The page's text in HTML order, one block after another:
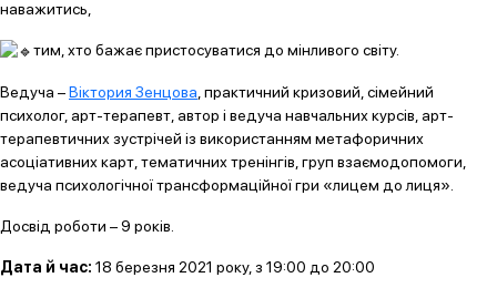
наважитись,
тим, хто бажає пристосуватися до мінливого світу.
Ведуча –Віктория Зенцова , практичний кризовий, сімейний
психолог, арт-терапевт, автор і ведуча навчальних курсів, арт-
терапевтичних зустрічей із використанням метафоричних
асоціативних карт, тематичних тренінгів, груп взаємодопомоги,
ведуча психологічної трансформаційної гри «лицем до лиця».
Досвід роботи – 9 років.
Дата й час: 18 березня 2021 року, з 19:00 до 20:00